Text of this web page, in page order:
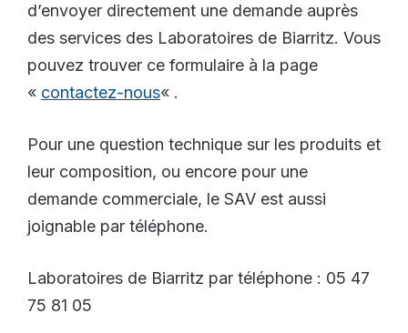
d’envoyer directement une demande auprès
des services des Laboratoires de Biarritz. Vous
pouvez trouver ce formulaire à la page
« contactez-nous« .
Pour une question technique sur les produits et
leur composition, ou encore pour une
demande commerciale, le SAV est aussi
joignable par téléphone.
Laboratoires de Biarritz par téléphone : 05 47
75 81 05